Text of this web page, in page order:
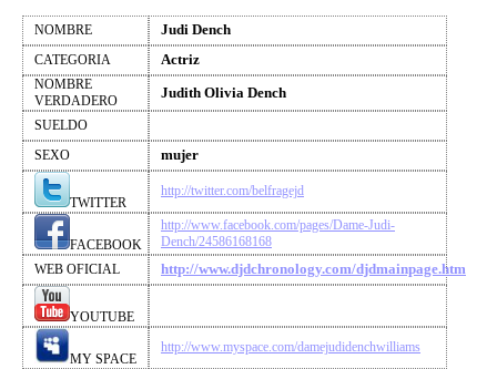
NOMBRE Judi Dench
CATEGORIA Actriz
NOMBRE
VERDADERO
Judith Olivia Dench
SUELDO
SEXO
mujer
TWITTER
http://twitter.com/belfragejd
FACEBOOK
http://www.facebook.com/pages/Dame-Judi-
Dench/24586168168
WEB OFICIAL
http://www.djdchronology.com/djdmainpage.htm
YOUTUBE
MY SPACE
http://www.myspace.com/damejudidenchwilliams